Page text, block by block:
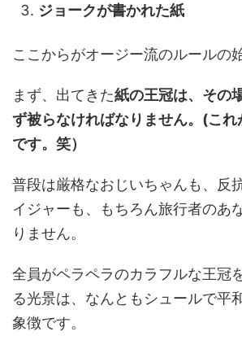
ジョークが書かれた紙
ここからがオージー流のルールの
まず、出てきた紙の王冠は、その
ず被らなければなりません。(こ
です。笑）
普段は厳格なおじいちゃんも、反
イジャーも、もちろん旅行者のあ
りません。
全員がペラペラのカラフルな王冠
る光景は、なんともシュールで平
象徴です。